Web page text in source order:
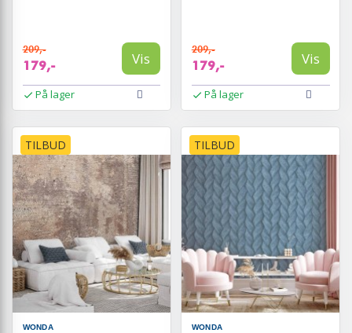
209,-
179,- Vis
På lager
209,-
179,- Vis
På lager
TILBUD
WONDA
TILBUD
WONDA